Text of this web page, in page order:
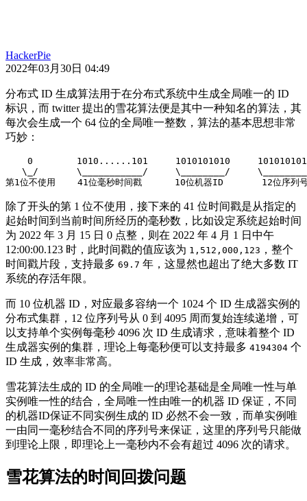
HackerPie
2022年03月30日 04:49
分布式 ID 生成算法用于在分布式系统中生成全局唯一的 ID
标识，而 twitter 提出的雪花算法便是其中一种知名的算法，其
每次会生成一个 64 位的全局唯一整数，算法的基本思想非常
巧妙：
0 1010. .... .101 1010101010
\
/ \ / \ / \
第1位不使用
41 位毫秒时间戳 10位机器ID 12位序列
除了开头的第 1 位不使用，接下来的 41 位时间戳是从指定的
起始时间到当前时间所经历的毫秒数，比如设定系统起始时间
为 2022 年 3 月 15 日 0 点整，则在 2022 年 4 月 1 日中午
12:00:00.123 时，此时间戳的值应该为 1,512,000,123 ，整个
时间戳片段，支持最多 69.7 年，这显然也超出了绝大多数 IT
系统的存活年限。
而 10 位机器 ID，对应最多容纳一个 1024 个 ID 生成器实例的
分布式集群，12 位序列号从 0 到 4095 周而复始连续递增，可
以支持单个实例每毫秒 4096 次 ID 生成请求，意味着整个 ID
生成器实例的集群，理论上每毫秒便可以支持最多 4194304 个
ID 生成，效率非常高。
雪花算法生成的 ID 的全局唯一的理论基础是全局唯一性与单
实例唯一性的结合，全局唯一性由唯一的机器 ID 保证，不同
的机器ID保证不同实例生成的 ID 必然不会一致，而单实例唯
一由同一毫秒结合不同的序列号来保证，这里的序列号只能做
到理论上限，即理论上一毫秒内不会有超过 4096 次的请求。
雪花算法的时间回拨问题